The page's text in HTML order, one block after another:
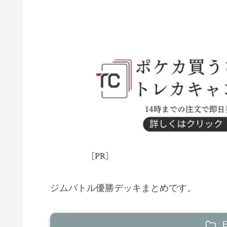
ジムバトル優勝デッキまとめです。